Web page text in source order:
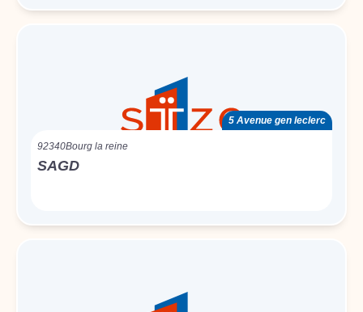
5 Avenue gen leclerc
92340Bourg la reine
SAGD